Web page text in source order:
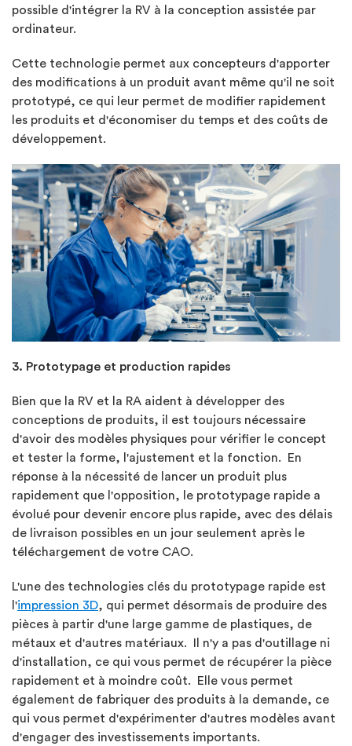
possible d'intégrer la RV à la conception assistée par
ordinateur.
Cette technologie permet aux concepteurs d'apporter
des modifications à un produit avant même qu'il ne soit
prototypé, ce qui leur permet de modifier rapidement
les produits et d'économiser du temps et des coûts de
développement.
3. Prototypage et production rapides
Bien que la RV et la RA aident à développer des
conceptions de produits, il est toujours nécessaire
d'avoir des modèles physiques pour vérifier le concept
et tester la forme, l'ajustement et la fonction. En
réponse à la nécessité de lancer un produit plus
rapidement que l'opposition, le prototypage rapide a
évolué pour devenir encore plus rapide, avec des délais
de livraison possibles en un jour seulement après le
téléchargement de votre CAO.
L'une des technologies clés du prototypage rapide est
l'impression 3D, qui permet désormais de produire des
pièces à partir d'une large gamme de plastiques, de
métaux et d'autres matériaux. Il n'y a pas d'outillage ni
d'installation, ce qui vous permet de récupérer la pièce
rapidement et à moindre coût. Elle vous permet
également de fabriquer des produits à la demande, ce
qui vous permet d'expérimenter d'autres modèles avant
d'engager des investissements importants.